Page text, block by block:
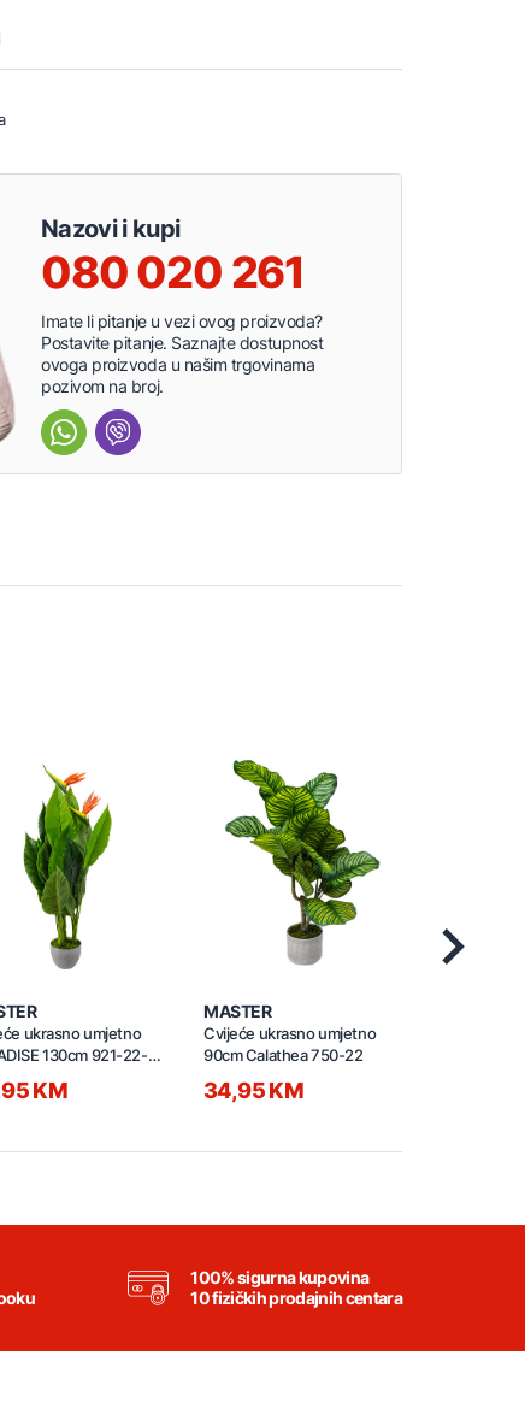
Nazovi i kupi
080 020 261
Imate li pitanje u vezi ovog proizvoda?
Postavite pitanje. Saznajte dostupnost
ovoga proizvoda u našim trgovinama
pozivom na broj.
ukrasno umjetno
130cm 921-22-4-
KM
MASTER
Cvijeće ukrasno umjetno
90cm Calathea 750-22
34,95 KM
100% sigurna kupovina
10 fizičkih prodajnih centara